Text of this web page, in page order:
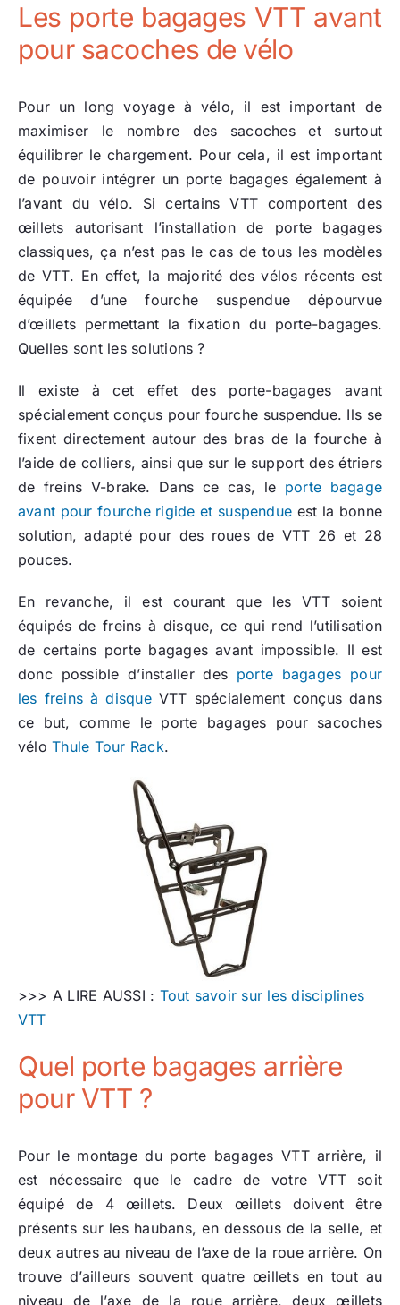
Les porte bagages VTT avant
pour sacoches de vélo
Pour un long voyage à vélo, il est important de
maximiser le nombre des sacoches et surtout
équilibrer le chargement. Pour cela, il est important
de pouvoir intégrer un porte bagages également à
l’avant du vélo. Si certains VTT comportent des
œillets autorisant l’installation de porte bagages
classiques, ça n’est pas le cas de tous les modèles
de VTT. En effet, la majorité des vélos récents est
équipée d’une fourche suspendue dépourvue
d’œillets permettant la fixation du porte-bagages.
Quelles sont les solutions ?
Il existe à cet effet des porte-bagages avant
spécialement conçus pour fourche suspendue. Ils se
fixent directement autour des bras de la fourche à
l’aide de colliers, ainsi que sur le support des étriers
de freins V-brake. Dans ce cas, le porte bagage
avant pour fourche rigide et suspendue est la bonne
solution, adapté pour des roues de VTT 26 et 28
pouces.
En revanche, il est courant que les VTT soient
équipés de freins à disque, ce qui rend l’utilisation
de certains porte bagages avant impossible. Il est
donc possible d’installer des porte bagages pour
les freins à disqueVTT spécialement conçus dans
ce but, comme le porte bagages pour sacoches
véloThule Tour Rack.
>>> A LIRE AUSSI : Tout savoir sur les disciplines
VTT
Quel porte bagages arrière
pour VTT ?
Pour le montage du porte bagages VTT arrière, il
est nécessaire que le cadre de votre VTT soit
équipé de 4 œillets. Deux œillets doivent être
présents sur les haubans, en dessous de la selle, et
deux autres au niveau de l’axe de la roue arrière. On
trouve d’ailleurs souvent quatre œillets en tout au
niveau de l’axe de la roue arrière, deux œillets